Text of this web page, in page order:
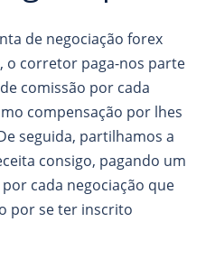
de negociação forex
o corretor paga-nos parte
comissão por cada
compensação por lhes
seguida, partilhamos a
consigo, pagando um
cada negociação que
por se ter inscrito